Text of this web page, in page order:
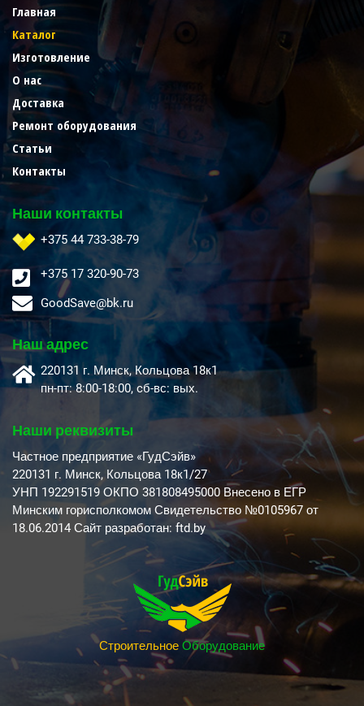
Главная
Каталог
Изготовление
О нас
Доставка
Ремонт оборудования
Статьи
Контакты
Наши контакты
+375 44 733-38-79
+375 17 320-90-73
GoodSave@bk.ru
Наш адрес
220131 г. Минск, Кольцова 18к1
пн-пт: 8:00-18:00, cб-вс: вых.
Наши реквизиты
Частное предприятие «ГудСэйв»
220131 г. Минск, Кольцова 18к1/27
УНП 192291519 ОКПО 381808495000 Внесено в ЕГР
Минским горисполкомом Свидетельство №0105967 от
18.06.2014 Сайт разработан: ftd.by
Строительное Оборудование